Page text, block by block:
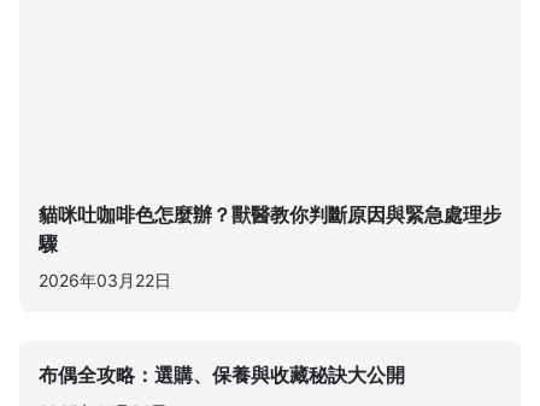
貓咪吐咖啡色怎麼辦？獸醫教你判斷原因與緊急處理步
驟
2026年03月22日
布偶全攻略：選購、保養與收藏秘訣大公開